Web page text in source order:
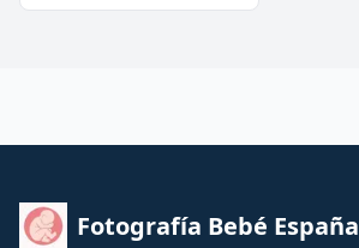
Fotografía Bebé España